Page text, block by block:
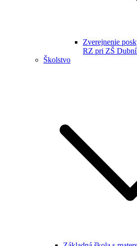
Zverejnenie
RZ pri ZŠ
Školstvo